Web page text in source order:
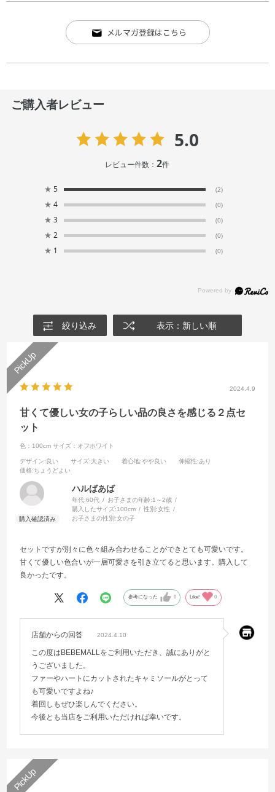
メルマガ登録はこちら
ご購入者レビュー
5.0
レビュー件数：2件
★ 5 (2)
★ 4 (0)
★ 3 (0)
★ 2 (0)
★ 1 (0)
絞り込み 表示：新しい順
2024.4.9
甘くて優しい女の子らしい品の良さを感じる２点セ
ット
色：100cm サイズ：オフホワイト
デザイン:良い サイズ:大きい 着心地:やや良い 伸縮性:あり
価格:ちょうどよい
ハルばあば
年代:60代 お子さまの年齢:1～2歳
購入したサイズ:100cm 性別:女性
お子さまの性別:女の子
セットですが別々に色々組み合わせることができとても可愛いです。
甘くて優しい色合いが一層可愛さを引き立てると思います。購入して
良かったです。
参考になった 0 Like! 0
店舗からの回答 2024.4.10
この度はBEBEMALLをご利用いただき、誠にありがと
うございました。
ファーやハートにカットされたキャミソールがとって
も可愛いですよね♪
着回しもぜひ楽しんでください。
今後とも当店をご利用いただければ幸いです。